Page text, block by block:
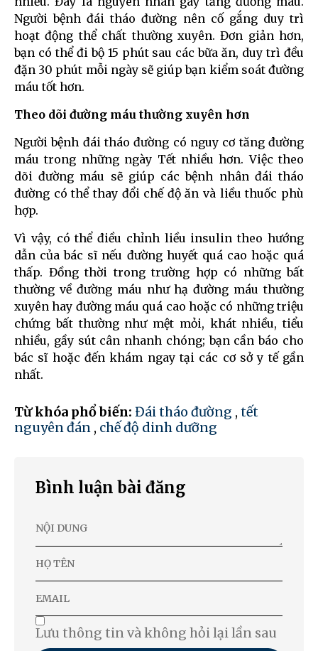
Người bệnh đái tháo đường nên cố gắng duy trì
hoạt động thể chất thường xuyên. Đơn giản hơn,
bạn có thể đi bộ 15 phút sau các bữa ăn, duy trì đều
đặn 30 phút mỗi ngày sẽ giúp bạn kiểm soát đường
máu tốt hơn.
Theo dõi đường máu thường xuyên hơn
Người bệnh đái tháo đường có nguy cơ tăng đường
máu trong những ngày Tết nhiều hơn. Việc theo
dõi đường máu sẽ giúp các bệnh nhân đái tháo
đường có thể thay đổi chế độ ăn và liều thuốc phù
hợp.
Vì vậy, có thể điều chỉnh liều insulin theo hướng
dẫn của bác sĩ nếu đường huyết quá cao hoặc quá
thấp. Đồng thời trong trường hợp có những bất
thường về đường máu như hạ đường máu thường
xuyên hay đường máu quá cao hoặc có những triệu
chứng bất thường như mệt mỏi, khát nhiều, tiểu
nhiều, gầy sút cân nhanh chóng; bạn cần báo cho
bác sĩ hoặc đến khám ngay tại các cơ sở y tế gần
nhất.
Từ khóa phổ biến: Đái tháo đường , tết
nguyên đán , chế độ dinh dưỡng
Bình luận bài đăng
Lưu thông tin và không hỏi lại lần sau